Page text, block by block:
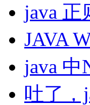
java
JAVA
java 中
吐了，